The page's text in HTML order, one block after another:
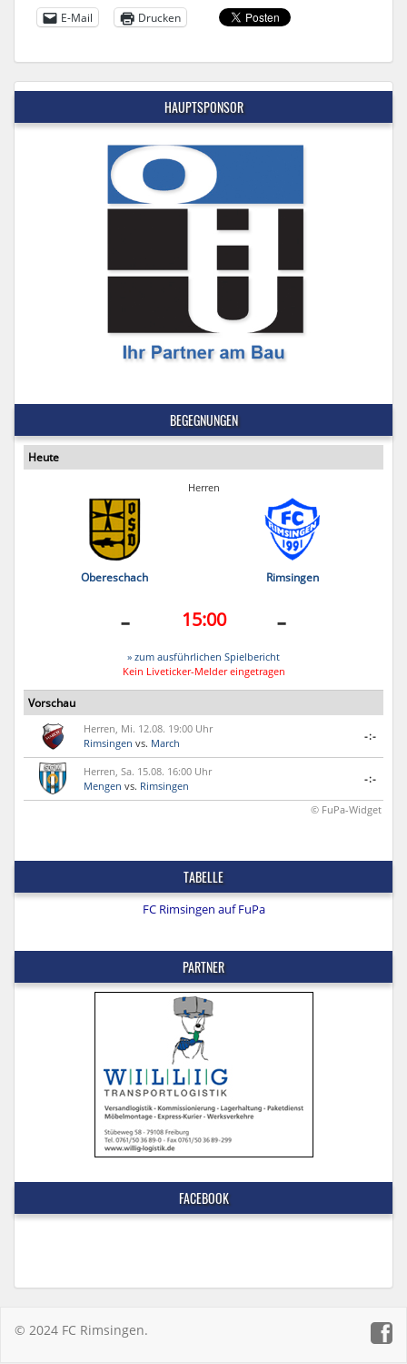
E-Mail
Drucken
HAUPTSPONSOR
BEGEGNUNGEN
Heute
Herren
Obereschach Rimsingen
- 15:00 -
» zum ausführlichen Spielbericht
Kein Liveticker-Melder eingetragen
Vorschau
Herren, Mi. 12.08. 19:00 Uhr
Rimsingen vs. March
-:-
Herren, Sa. 15.08. 16:00 Uhr
Mengen vs. Rimsingen
-:-
© FuPa-Widget
TABELLE
FC Rimsingen auf FuPa
PARTNER
FACEBOOK
© 2024 FC Rimsingen.